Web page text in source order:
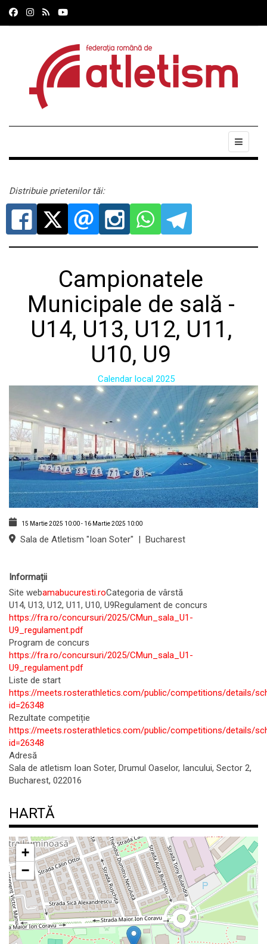
Distribuie prietenilor tăi:
Campionatele
Municipale de sală -
U14, U13, U12, U11,
U10, U9
Calendar local 2025
15 Martie 2025 10:00- 16 Martie 2025 10:00
Sala de Atletism "Ioan Soter" | Bucharest
Informații
Site webamabucuresti.roCategoria de vârstă
U14, U13, U12, U11, U10, U9Regulament de concurs
https://fra.ro/concursuri/2025/CMun_sala_U1-
U9_regulament.pdf
Program de concurs
https://fra.ro/concursuri/2025/CMun_sala_U1-
U9_regulament.pdf
Liste de start
https://meets.rosterathletics.com/public/competitions/details/
id=26348
Rezultate competiție
https://meets.rosterathletics.com/public/competitions/details/
id=26348
Adresă
Sala de atletism Ioan Soter, Drumul Oaselor, Iancului, Sector 2,
Bucharest, 022016
HARTĂ
+
−